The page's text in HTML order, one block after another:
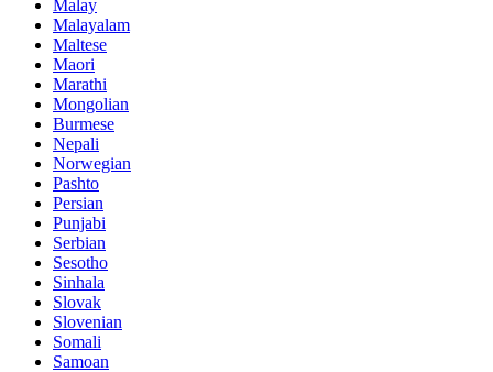
Malay
Malayalam
Maltese
Maori
Marathi
Mongolian
Burmese
Nepali
Norwegian
Pashto
Persian
Punjabi
Serbian
Sesotho
Sinhala
Slovak
Slovenian
Somali
Samoan